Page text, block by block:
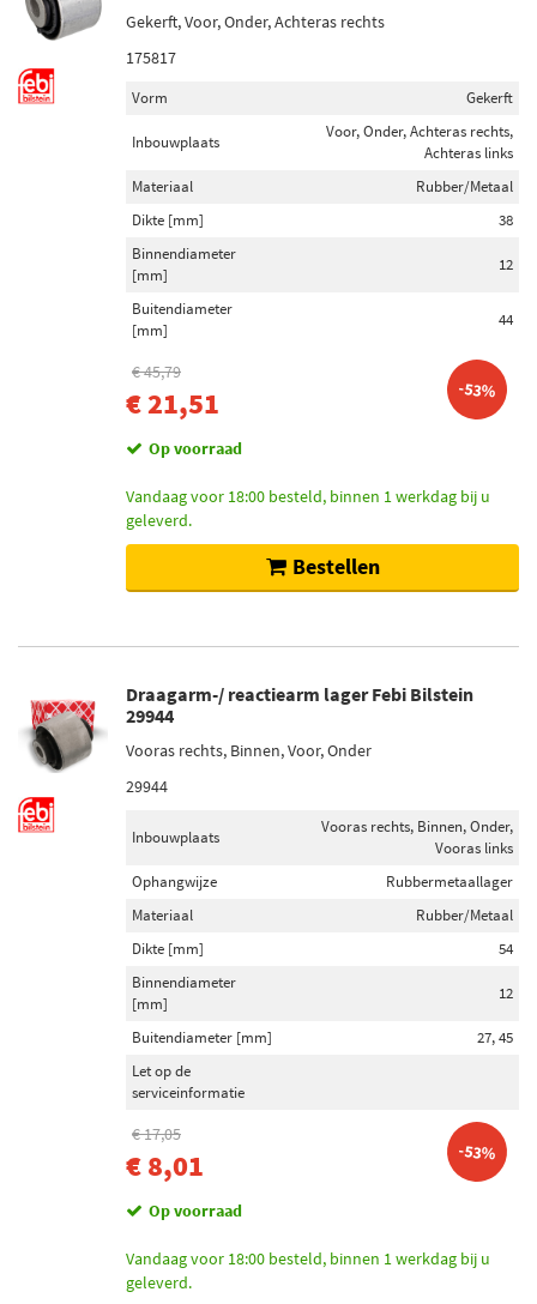
Lemförder (5)
Sidem (7)
Inbouwplaats
Onder (25)
Binnen (21)
Achter (20)
Aan beide zijden (18)
Niet op voorraad (43)
Gekerft, Voor, Onder, Achteras rechts
175817
Vorm Gekerft
Inbouwplaats
Voor, Onder, Achteras rechts,
Achteras links
Materiaal
Rubber/Metaal
Dikte [mm]
38
Binnendiameter
[mm]
12
Buitendiameter
[mm]
44
€ 45,79
€ 21,51 -53%
Op voorraad
Vandaag voor 18:00 besteld, binnen 1 werkdag bij u
geleverd.
Bestellen
Draagarm-/ reactiearm lager Febi Bilstein
29944
Vooras rechts, Binnen, Voor, Onder
29944
Inbouwplaats
Vooras rechts, Binnen, Onder,
Vooras links
Ophangwijze
Rubbermetaallager
Materiaal
Rubber/Metaal
Dikte [mm]
54
Binnendiameter
[mm]
12
Buitendiameter [mm]
27, 45
Let op de
serviceinformatie
€ 17,05
€ 8,01 -53%
Op voorraad
Vandaag voor 18:00 besteld, binnen 1 werkdag bij u
geleverd.